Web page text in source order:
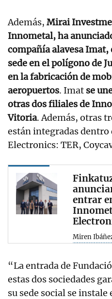
Además, Mirai
Innometal, ha
compañía alavesa
sede en el polígono de
en la fabricación de
aeropuertos. Imat se
otras dos filiales de
Vitoria. Además, otras
están integradas dentro
Electronics: TER,
entrar
Miren
“La entrada de
estas dos sociedades
su sede social se